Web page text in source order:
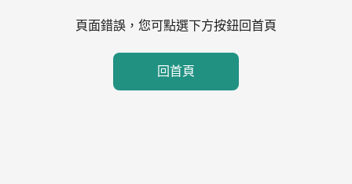
頁面錯誤，您可點選下方按鈕回首頁
回首頁